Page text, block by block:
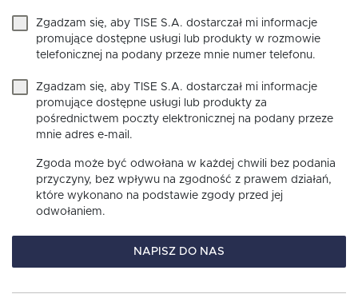
Zgadzam się, aby TISE S.A. dostarczał mi informacje
promujące dostępne usługi lub produkty w rozmowie
telefonicznej na podany przeze mnie numer telefonu.
Zgadzam się, aby TISE S.A. dostarczał mi informacje
promujące dostępne usługi lub produkty za
pośrednictwem poczty elektronicznej na podany przeze
mnie adres e-mail.
Zgoda może być odwołana w każdej chwili bez podania
przyczyny, bez wpływu na zgodność z prawem działań,
które wykonano na podstawie zgody przed jej
odwołaniem.
NAPISZ DO NAS